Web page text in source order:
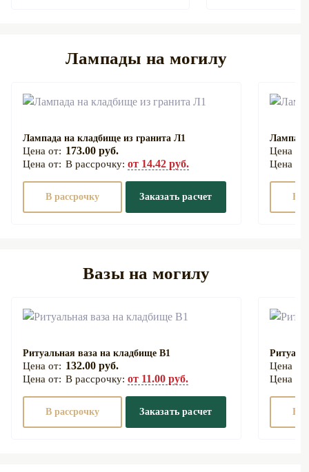
Лампады на могилу
Лампада на кладбище из гранита Л1
173.00 руб.
В рассрочку: от 14.42 руб.
В рассрочку Заказать расчет В
Вазы на могилу
Ритуальная ваза на кладбище В1
132.00 руб.
В рассрочку: от 11.00 руб.
В рассрочку Заказать расчет В